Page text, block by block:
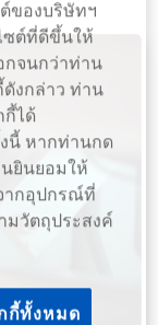
ต์ของบริษัทฯ
ซต์ที่ดีขึ้นให้
กจนกว่าท่าน
ดังกล่าว ท่าน
กี้ได้
นี้ หากท่านกด
ยินยอมให้
ากอุปกรณ์ที่
มวัตถุประสงค์
กี้ทั้งหมด